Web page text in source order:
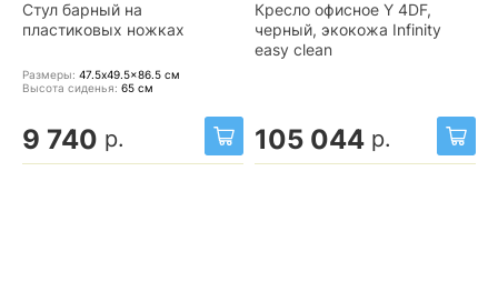
Стул барный на
пластиковых ножках
Размеры: 47.5x49.5x86.5 см
Высота сиденья: 65 см
9 740 р.
Кресло офисное Y 4DF,
черный, экокожа Infinity
easy clean
105 044 р.